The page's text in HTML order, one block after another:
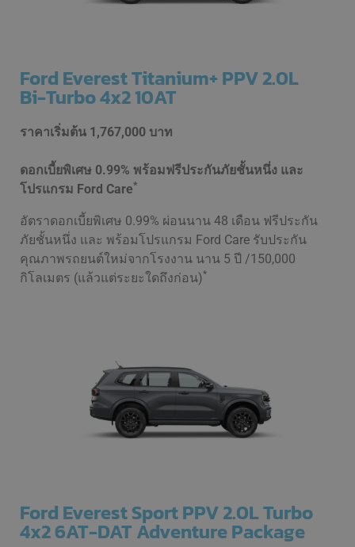
Ford Everest Titanium+ PPV 2.0L
Bi-Turbo 4x2 10AT
ราคาเริ่มต้น 1,767,000 บาท
ดอกเบี้ยพิเศษ 0.99% พร้อมฟรีประกันภัยชั้นหนึ่ง และ
โปรแกรม Ford Care*
อัตราดอกเบี้ยพิเศษ 0.99% ผ่อนนาน 48 เดือน ฟรีประกัน
ภัยชั้นหนึ่ง และ พร้อมโปรแกรม Ford Care รับประกัน
คุณภาพรถยนต์ใหม่จากโรงงาน นาน 5 ปี /150,000
กิโลเมตร (แล้วแต่ระยะใดถึงก่อน)*
Ford Everest Sport PPV 2.0L Turbo
4x2 6AT-DAT Adventure Package